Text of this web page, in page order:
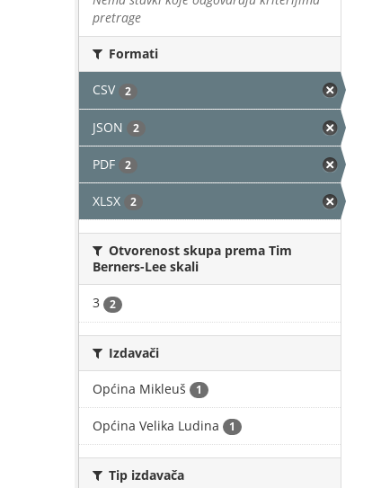
pretrage
Formati
CSV 2
JSON 2
PDF 2
XLSX 2
Otvorenost skupa prema Tim
Berners-Lee skali
3 2
Izdavači
Općina Mikleuš 1
Općina Velika Ludina 1
Tip izdavača